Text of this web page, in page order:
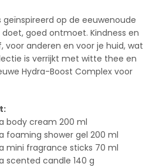
geïnspireerd op de eeuwenoude
goed ontmoet. Kindness en
voor anderen en voor je huid, wat
is verrijkt met witte thee en
Hydra-Boost Complex voor
body cream 200 ml
foaming shower gel 200 ml
mini fragrance sticks 70 ml
scented candle 140 g